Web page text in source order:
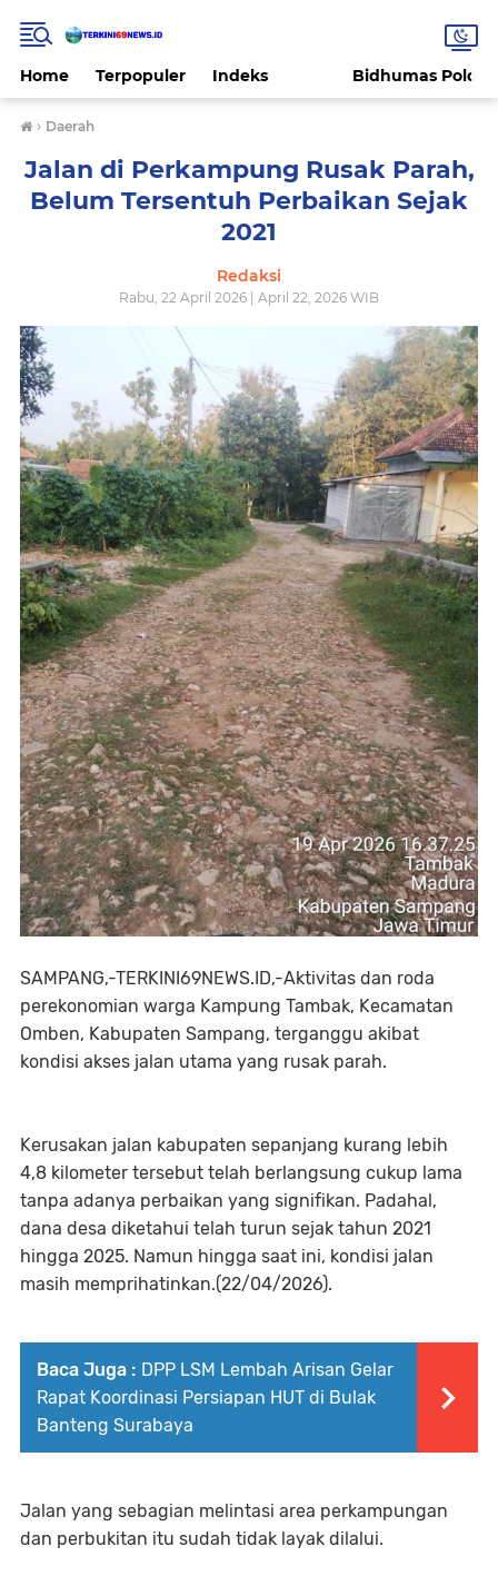
Home Terpopuler Indeks Bidhumas Polda
› Daerah
Jalan di Perkampung Rusak Parah,
Belum Tersentuh Perbaikan Sejak
2021
Redaksi
Rabu, 22 April 2026 | April 22, 2026 WIB
SAMPANG,-TERKINI69NEWS.ID,-Aktivitas dan roda
perekonomian warga Kampung Tambak, Kecamatan
Omben, Kabupaten Sampang, terganggu akibat
kondisi akses jalan utama yang rusak parah.
Kerusakan jalan kabupaten sepanjang kurang lebih
4,8 kilometer tersebut telah berlangsung cukup lama
tanpa adanya perbaikan yang signifikan. Padahal,
dana desa diketahui telah turun sejak tahun 2021
hingga 2025. Namun hingga saat ini, kondisi jalan
masih memprihatinkan.(22/04/2026).
Baca Juga : DPP LSM Lembah Arisan Gelar
Rapat Koordinasi Persiapan HUT di Bulak
Banteng Surabaya
Jalan yang sebagian melintasi area perkampungan
dan perbukitan itu sudah tidak layak dilalui.